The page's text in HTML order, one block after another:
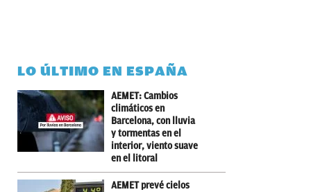
LO ÚLTIMO EN ESPAÑA
AEMET: Cambios
climáticos en
Barcelona, con lluvia
y tormentas en el
interior, viento suave
en el litoral
AEMET prevé cielos